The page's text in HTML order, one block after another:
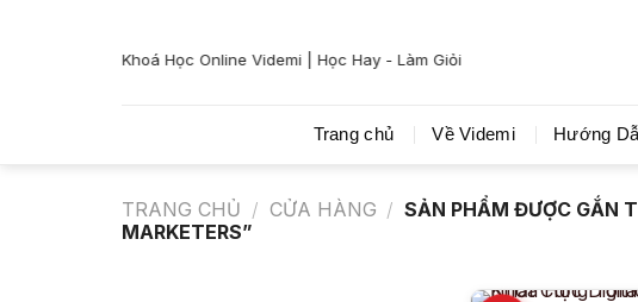
Khoá Học Online Videmi | Học Hay - Làm Giỏi
Trang chủ Về Videmi Hướng
TRANG CHỦ / CỬA HÀNG / SẢN PHẨM ĐƯỢC GẮN
MARKETERS”